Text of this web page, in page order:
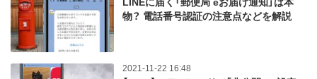
LINEに届く「郵便局 eお届け通知」は本
物？ 電話番号認証の注意点などを解説
2021-11-22 16:48